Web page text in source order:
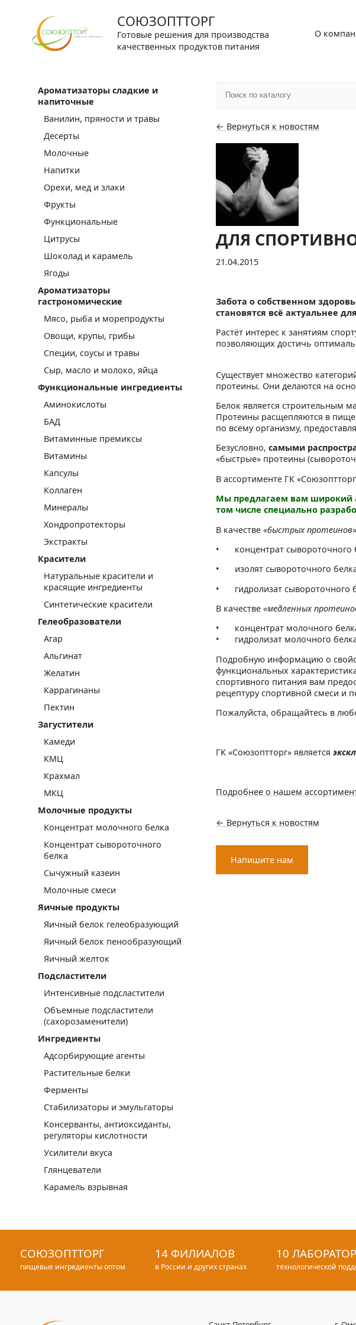
← Вернуться к новостям
ДЛЯ
21.04.2015
Забота о собственном
становятся всё актуальнее
Растёт интерес к занятиям
позволяющих достичь
Существует множество
протеины. Они делаются на
Белок является строительным
Протеины расщепляются в
по всему организму,
Безусловно, самыми
«быстрые» протеины
В ассортименте ГК
Мы предлагаем вам широкий
том числе специально
В качестве «быстрых протеинов
•
концентрат сывороточного
•
изолят сывороточного
•
гидролизат сывороточного
В качестве «медленных
•
концентрат молочного
•
гидролизат молочного
Подробную информацию о
функциональных
спортивного питания вам
рецептуру спортивной смеси и
Пожалуйста, обращайтесь в
ГК «Союзоптторг» является
Подробнее о нашем
← Вернуться к новостям
Напишите нам
Ароматизаторы сладкие и
напиточные
Ванилин, пряности и травы
Десерты
Молочные
Напитки
Орехи, мед и злаки
Фрукты
Функциональные
Цитрусы
Шоколад и карамель
Ягоды
Ароматизаторы
гастрономические
Мясо, рыба и морепродукты
Овощи, крупы, грибы
Специи, соусы и травы
Сыр, масло и молоко, яйца
Функциональные ингредиенты
Аминокислоты
БАД
Витаминные премиксы
Витамины
Капсулы
Коллаген
Минералы
Хондропротекторы
Экстракты
Красители
Натуральные красители и
красящие ингредиенты
Синтетические красители
Гелеобразователи
Агар
Альгинат
Желатин
Каррагинаны
Пектин
Загустители
Камеди
КМЦ
Крахмал
МКЦ
Молочные продукты
Концентрат молочного белка
Концентрат сывороточного
белка
Сычужный казеин
Молочные смеси
Яичные продукты
Яичный белок гелеобразующий
Яичный белок пенообразующий
Яичный желток
Подсластители
Интенсивные подсластители
Объемные подсластители
(сахорозаменители)
Ингредиенты
Адсорбирующие агенты
Растительные белки
Ферменты
Стабилизаторы и эмульгаторы
Консерванты, антиоксиданты,
регуляторы кислотности
Усилители вкуса
Глянцеватели
Карамель взрывная
СОЮЗОПТТОРГ
Готовые решения для производства
качественных продуктов питания
О
СОЮЗОПТТОРГ
пищевые ингредиенты оптом
14 ФИЛИАЛОВ
в России и других странах
10
технологической